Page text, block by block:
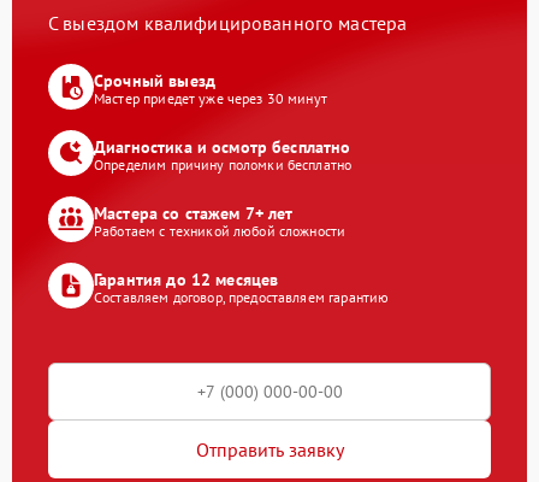
С выездом квалифицированного мастера
Срочный выезд
Мастер приедет уже через 30 минут
Диагностика и осмотр бесплатно
Определим причину поломки бесплатно
Мастера со стажем 7+ лет
Работаем с техникой любой сложности
Гарантия до 12 месяцев
Составляем договор, предоставляем гарантию
Отправить заявку